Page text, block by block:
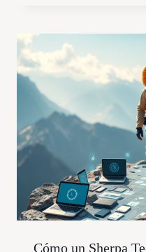
Cómo un Sherpa